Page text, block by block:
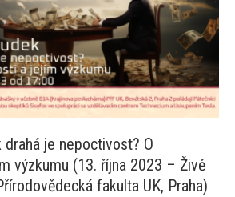
je nepoctivost? O
výzkumu (13. října 2023 – Živě
fakulta UK, Praha)